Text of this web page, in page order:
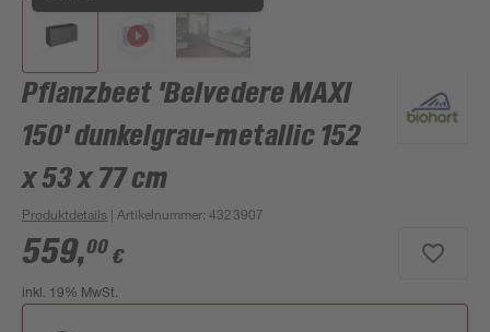
Pflanzbeet 'Belvedere MAXI
150' dunkelgrau-metallic 152
x 53 x 77 cm
Produktdetails | Artikelnummer:4323907
559,00 €
inkl. 19% MwSt.